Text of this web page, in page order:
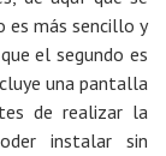
es más sencillo y
el segundo es
una pantalla
de realizar la
instalar sin